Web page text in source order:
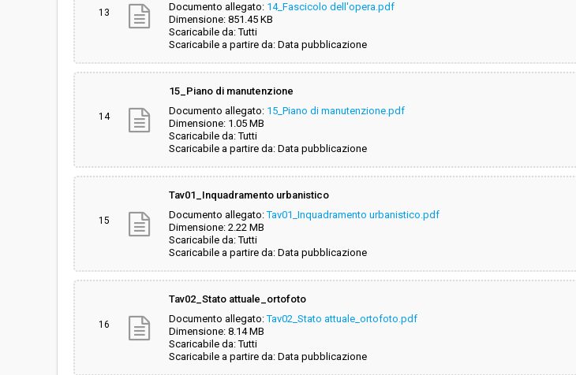
13
Documento allegato: 14_Fascicolo dell'opera.pdf
Dimensione: 851.45 KB
Scaricabile da: Tutti
Scaricabile a partire da: Data pubblicazione
14
15_Piano di manutenzione
Documento allegato: 15_Piano di manutenzione.pdf
Dimensione: 1.05 MB
Scaricabile da: Tutti
Scaricabile a partire da: Data pubblicazione
15
Tav01_Inquadramento urbanistico
Documento allegato:Tav01_Inquadramento urbanistico.pdf
Dimensione: 2.22 MB
Scaricabile da: Tutti
Scaricabile a partire da: Data pubblicazione
16
Tav02_Stato attuale_ortofoto
Documento allegato:Tav02_Stato attuale_ortofoto.pdf
Dimensione: 8.14 MB
Scaricabile da: Tutti
Scaricabile a partire da: Data pubblicazione